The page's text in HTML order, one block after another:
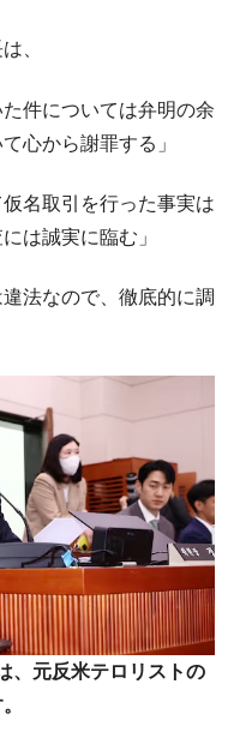
、
件については弁明の余
心から謝罪する」
名取引を行った事実は
は誠実に臨む」
法なので、徹底的に調
、元反米テロリストの